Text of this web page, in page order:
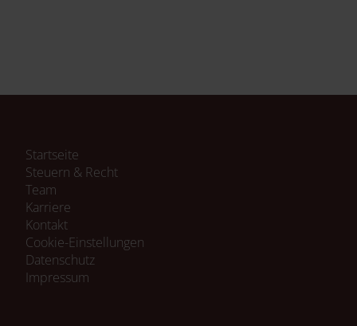
Navigation
überspringen
Startseite
Steuern & Recht
Team
Karriere
Kontakt
Cookie-Einstellungen
Navigation
überspringen
Datenschutz
Impressum